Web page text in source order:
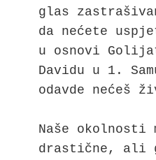
glas
da nećete
u osnovi
Davidu u 1.
odavde nećeš
Naše okolnosti
drastične, ali